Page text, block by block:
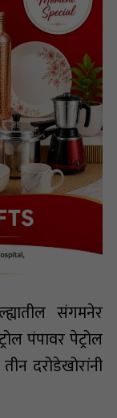
संगमनेर
पंपावर पेट्रोल
दरोडेखोरांनी